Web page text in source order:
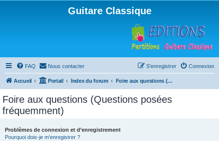
Guitare Classique
FAQ Nous contacter Connexion
S’enregistrer
Accueil Portail Index du forum Foire aux questions (Questions posées fréquemment)
Foire aux questions (Questions posées
fréquemment)
Problèmes de connexion et d’enregistrement
Pourquoi dois-je m’enregistrer ?